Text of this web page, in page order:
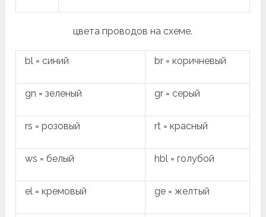
цвета проводов на схеме.
bl = синий br = коричневый
gn = зеленый gr = серый
rs = розовый rt = красный
ws = белый hbl = голубой
el = кремовый ge = желтый